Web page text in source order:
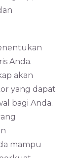
Anda.
akan
yang dapat
bagi Anda.
mampu